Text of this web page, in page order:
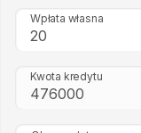
Wpłata własna
Kwota kredytu